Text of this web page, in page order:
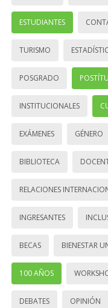
ESTUDIANTES
TURISMO
POSGRADO
INSTITUCIONALES
EXÁMENES GÉNERO
BIBLIOTECA
RELACIONES
INGRESANTES
BECAS BIENESTAR
100 AÑOS
DEBATES OPINIÓN